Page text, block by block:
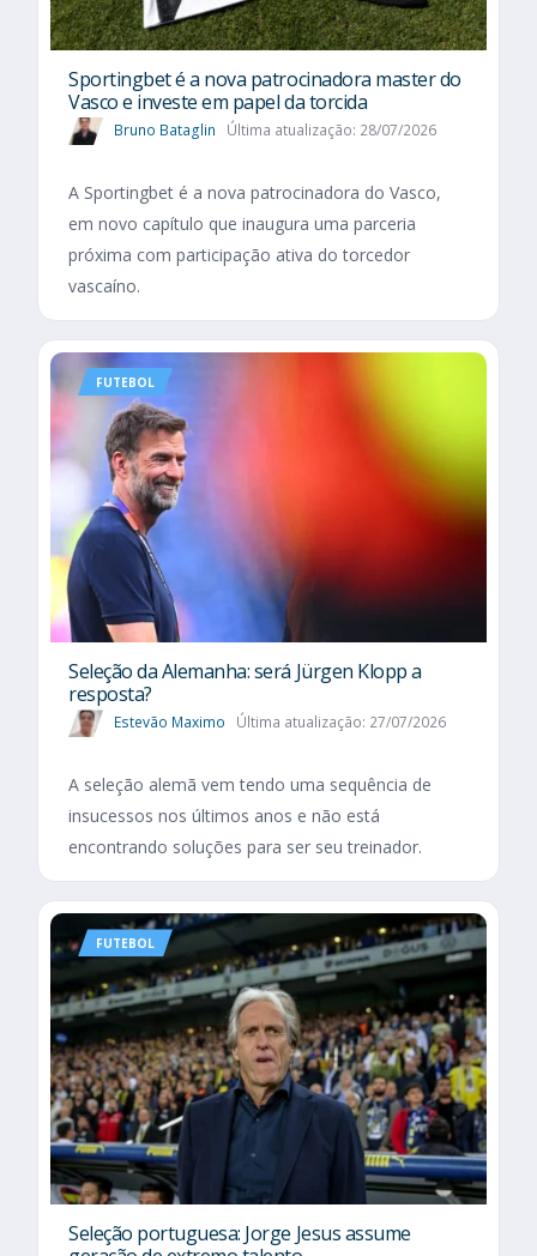
Sportingbet é a nova patrocinadora master do
Vasco e investe em papel da torcida
Bruno Bataglin Última atualização: 28/07/2026
A Sportingbet é a nova patrocinadora do Vasco,
em novo capítulo que inaugura uma parceria
próxima com participação ativa do torcedor
vascaíno.
FUTEBOL
Seleção da Alemanha: será Jürgen Klopp a
resposta?
Estevão Maximo Última atualização: 27/07/2026
A seleção alemã vem tendo uma sequência de
insucessos nos últimos anos e não está
encontrando soluções para ser seu treinador.
FUTEBOL
Seleção portuguesa: Jorge Jesus assume